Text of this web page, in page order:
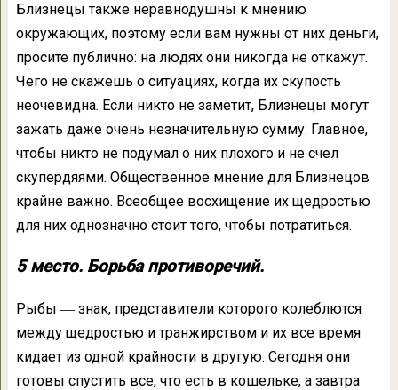
Близнецы также неравнодушны к мнению
окружающих, поэтому если вам нужны от них деньги,
просите публично: на людях они никогда не откажут.
Чего не скажешь о ситуациях, когда их скупость
неочевидна. Если никто не заметит, Близнецы могут
зажать даже очень незначительную сумму. Главное,
чтобы никто не подумал о них плохого и не счел
скупердяями. Общественное мнение для Близнецов
крайне важно. Всеобщее восхищение их щедростью
для них однозначно стоит того, чтобы потратиться.
5 место. Борьба противоречий.
Рыбы ― знак, представители которого колеблются
между щедростью и транжирством и их все время
кидает из одной крайности в другую. Сегодня они
готовы спустить все, что есть в кошельке, а завтра